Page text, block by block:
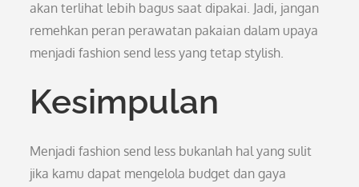
akan terlihat lebih bagus saat dipakai. Jadi, jangan
remehkan peran perawatan pakaian dalam upaya
menjadi fashion send less yang tetap stylish.
Kesimpulan
Menjadi fashion send less bukanlah hal yang sulit
jika kamu dapat mengelola budget dan gaya